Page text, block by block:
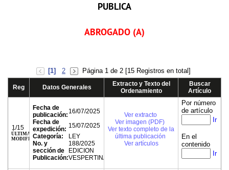
PUBLICA
ABROGADO (A)
[1] 2 Página 1 de 2 [15 Registros en total]
Reg Datos Generales
Extracto y Texto del
Ordenamiento
Buscar
Artículo
1/15
ÚLTIMA
MODIFICACIÓN
Fecha de
publicación: 16/07/2025
Fecha de
expedición: 15/07/2025
Categoría:
LEY
No. y
sección de
Publicación:
188/2025
EDICION
VESPERTINA
Ver extracto
Ver imagen (PDF)
Ver texto completo de la
última publicación
Ver artículos
Por número
de artículo
Ir
En el
contenido
Ir